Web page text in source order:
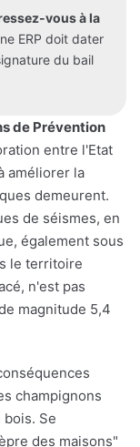
vous à la
ERP doit dater
du bail
de Prévention
entre l'Etat
améliorer la
demeurent.
de séismes, en
également sous
le territoire
n'est pas
magnitude 5,4
champignons
Se
des maisons"